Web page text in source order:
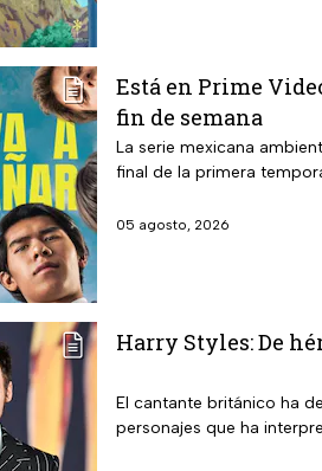
Está en Prime
fin de semana
La serie mexicana
final de la primera
05 agosto, 2026
Harry Styles: De
El cantante británico ha
personajes que ha